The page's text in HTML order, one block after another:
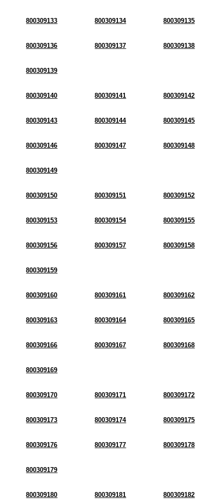
800309133 800309134 800309135
800309136 800309137 800309138
800309139
800309140 800309141 800309142
800309143 800309144 800309145
800309146 800309147 800309148
800309149
800309150 800309151 800309152
800309153 800309154 800309155
800309156 800309157 800309158
800309159
800309160 800309161 800309162
800309163 800309164 800309165
800309166 800309167 800309168
800309169
800309170 800309171 800309172
800309173 800309174 800309175
800309176 800309177 800309178
800309179
800309180 800309181 800309182